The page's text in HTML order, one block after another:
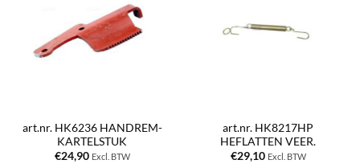
art.nr. HK6236 HANDREM-
KARTELSTUK
€24,90 Excl. BTW
art.nr. HK8217HP
HEFLATTEN VEER.
€29,10 Excl. BTW